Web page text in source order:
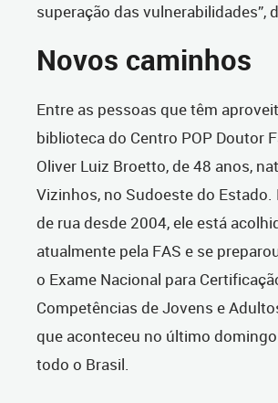
superação das vulnerabilidades”,
Novos caminhos
Entre as pessoas que têm
biblioteca do Centro POP Doutor
Oliver Luiz Broetto, de 48 anos,
Vizinhos, no Sudoeste do Estado.
de rua desde 2004, ele está
atualmente pela FAS e se
o Exame Nacional para
Competências de Jovens e
que aconteceu no último
todo o Brasil.